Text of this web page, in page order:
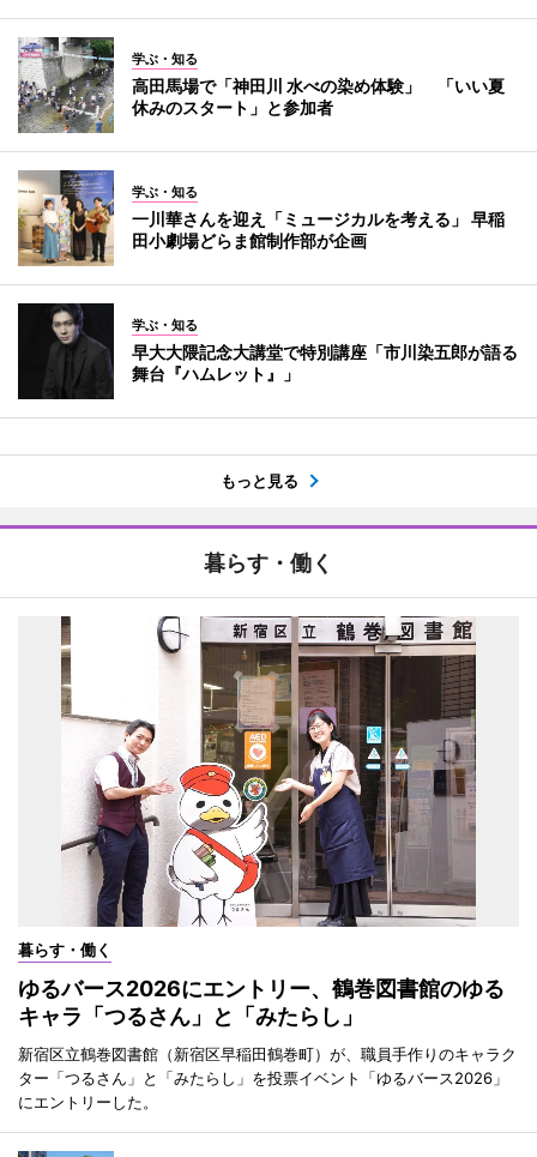
学ぶ・知る
高田馬場で「神田川 水べの染め体験」 「いい夏
休みのスタート」と参加者
学ぶ・知る
一川華さんを迎え「ミュージカルを考える」 早稲
田小劇場どらま館制作部が企画
学ぶ・知る
早大大隈記念大講堂で特別講座「市川染五郎が語る
舞台『ハムレット』」
もっと見る
暮らす・働く
暮らす・働く
ゆるバース2026にエントリー、鶴巻図書館のゆる
キャラ「つるさん」と「みたらし」
新宿区立鶴巻図書館（新宿区早稲田鶴巻町）が、職員手作りのキャラク
ター「つるさん」と「みたらし」を投票イベント「ゆるバース2026」
にエントリーした。